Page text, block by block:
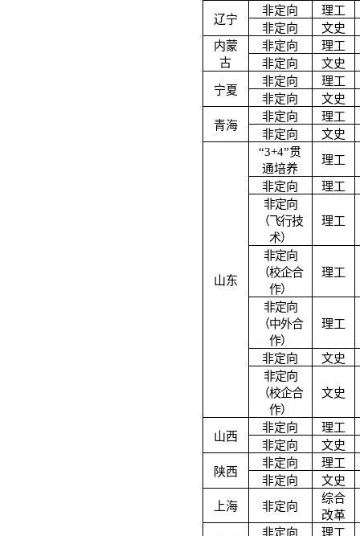
辽宁
非定向
理工
非定向
文史
内蒙
古
非定向
理工
非定向
文史
宁夏
非定向
理工
非定向
文史
青海
非定向
理工
非定向
文史
山东
“3+4”贯
通培养
理工
非定向
理工
非定向
（飞行技
术）
理工
非定向
（校企合
作）
理工
非定向
（中外合
作）
理工
非定向
文史
非定向
（校企合
作）
文史
山西
非定向
理工
非定向
文史
陕西
非定向
理工
非定向
文史
上海
非定向
综合
改革
非定向
理工